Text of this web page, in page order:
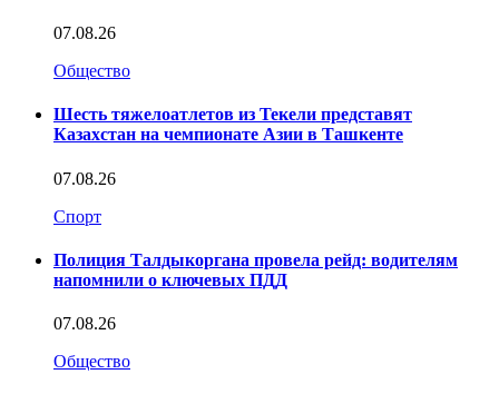
07.08.26
Общество
Шесть тяжелоатлетов из Текели представят
Казахстан на чемпионате Азии в Ташкенте
07.08.26
Спорт
Полиция Талдыкоргана провела рейд: водителям
напомнили о ключевых ПДД
07.08.26
Общество